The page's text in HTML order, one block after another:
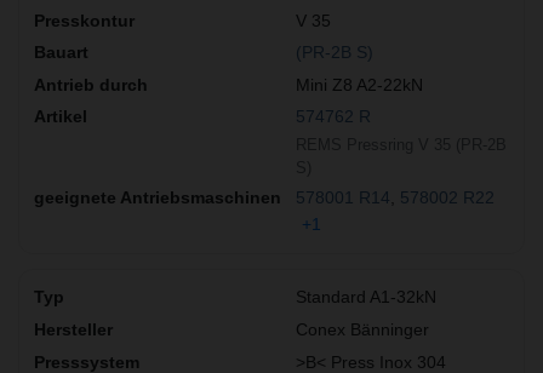
V 35
(PR-2B S)
Mini Z8 A2-22kN
574762 R
578001 R14
578002 R22
+1
Standard A1-32kN
Conex Bänninger
>B< Press Inox 304